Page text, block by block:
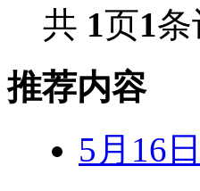
共 1页1条
推荐内容
5月16